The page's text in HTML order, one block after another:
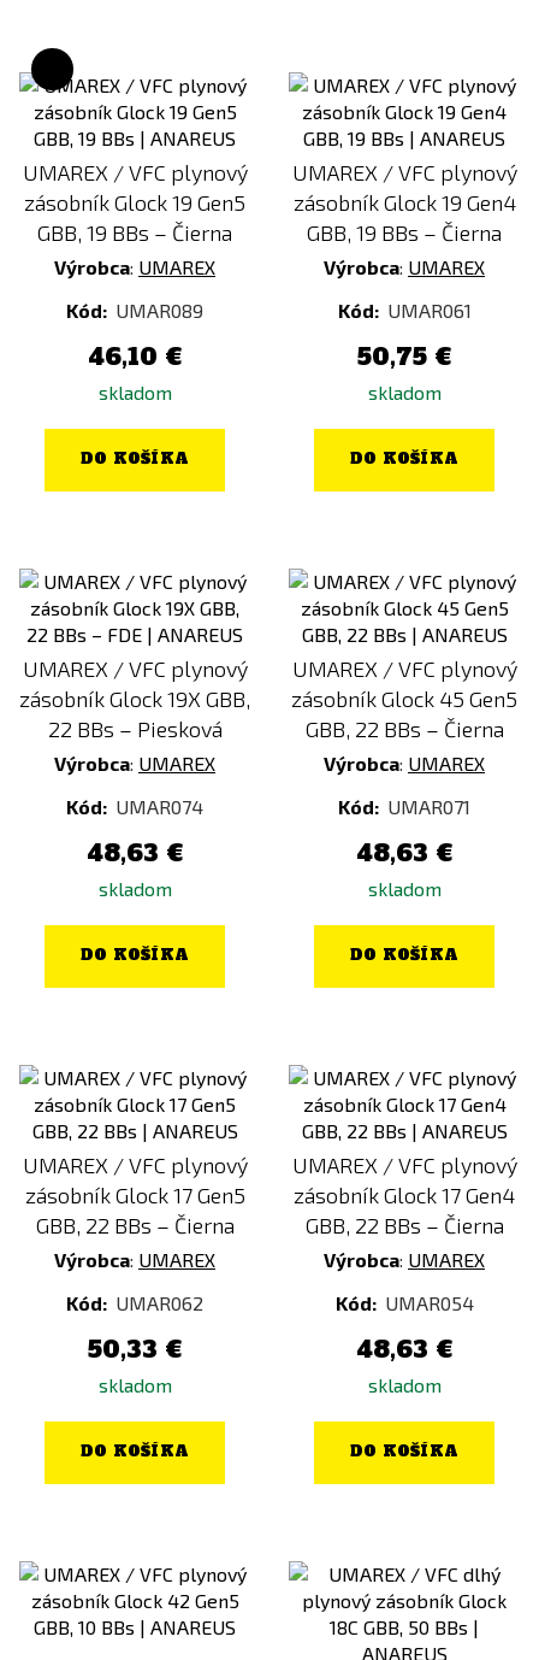
UMAREX / VFC plynový
zásobník Glock 19 Gen5
GBB, 19 BBs – Čierna
Výrobca: UMAREX
Kód: UMAR089
46,10 €
skladom
DO KOŠÍKA
UMAREX / VFC plynový
zásobník Glock 19 Gen4
GBB, 19 BBs – Čierna
Výrobca: UMAREX
Kód: UMAR061
50,75 €
skladom
DO KOŠÍKA
UMAREX / VFC plynový
zásobník Glock 19X GBB,
22 BBs – Piesková
Výrobca: UMAREX
Kód: UMAR074
48,63 €
skladom
DO KOŠÍKA
UMAREX / VFC plynový
zásobník Glock 45 Gen5
GBB, 22 BBs – Čierna
Výrobca: UMAREX
Kód: UMAR071
48,63 €
skladom
DO KOŠÍKA
UMAREX / VFC plynový
zásobník Glock 17 Gen5
GBB, 22 BBs – Čierna
Výrobca: UMAREX
Kód: UMAR062
50,33 €
skladom
DO KOŠÍKA
UMAREX / VFC plynový
zásobník Glock 17 Gen4
GBB, 22 BBs – Čierna
Výrobca: UMAREX
Kód: UMAR054
48,63 €
skladom
DO KOŠÍKA